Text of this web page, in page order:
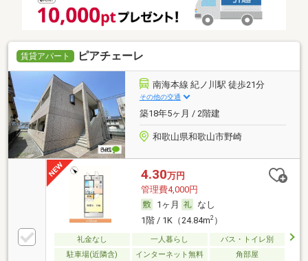
賃貸アパート ピアチェーレ
南海本線 紀ノ川駅 徒歩21分
その他の交通
築18年5ヶ月 / 2階建
和歌山県和歌山市野崎
4.30万円
管理費4,000円
1ヶ月
なし
1階 / 1K（24.84m2）
礼金なし 一人暮らし
バス・トイレ別
駐車場(近隣含)
インターネット無料 角部屋